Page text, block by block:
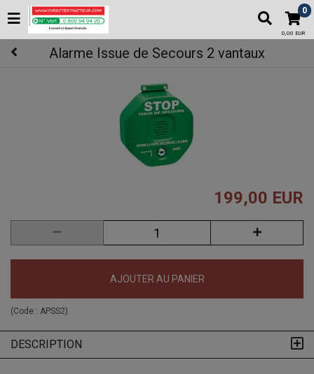
0
0,00 EUR
Alarme Issue de Secours 2 vantaux
199,00 EUR
AJOUTER AU PANIER
(Code : APSS2)
DESCRIPTION